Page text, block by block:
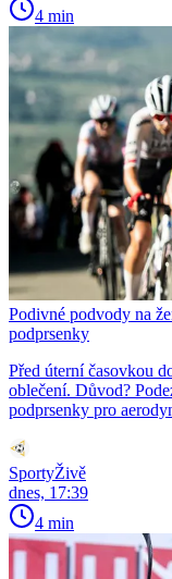
4 min
Podivné podvody na
podprsenky
Před úterní časovkou
oblečení. Důvod?
podprsenky pro
SportyŽivě
dnes, 17:39
4 min